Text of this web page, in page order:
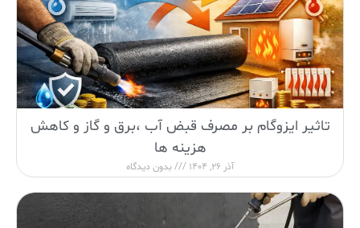
تاثیر ایزوگام بر مصرف قبض آب ،برق و گاز و کاهش
هزینه ها
آذر 26, 1404 بدون دیدگاه